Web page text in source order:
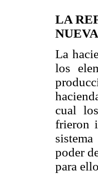
LA
La
los
cual
frieron
poder
para